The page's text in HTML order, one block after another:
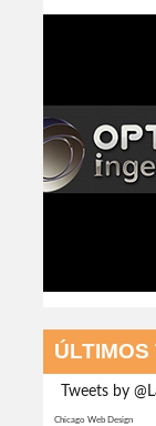
ÚLTIMOS
Tweets by
Chicago Web Design